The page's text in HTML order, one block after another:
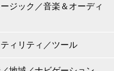
ージック／音楽＆オーディ
ィリティ／ツール